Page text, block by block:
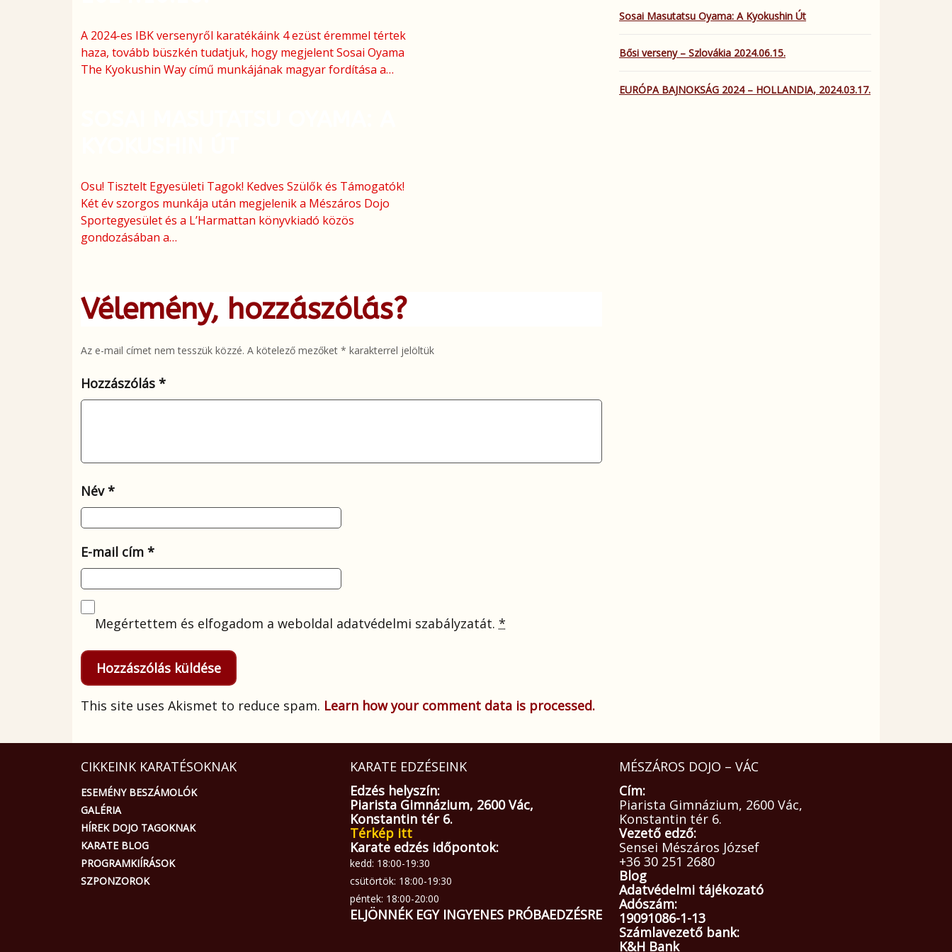
A 2024-es IBK versenyről karatékáink 4 ezüst éremmel tértek
haza, tovább büszkén tudatjuk, hogy megjelent Sosai Oyama
The Kyokushin Way című munkájának magyar fordítása a…
Osu! Tisztelt Egyesületi Tagok! Kedves Szülők és Támogatók!
Két év szorgos munkája után megjelenik a Mészáros Dojo
Sportegyesület és a L’Harmattan könyvkiadó közös
gondozásában a…
Vélemény, hozzászólás?
Az e-mail címet nem tesszük közzé. A kötelező mezőket * karakterrel jelöltük
Hozzászólás *
Név*
E-mail cím *
Megértettem és elfogadom a weboldal adatvédelmi szabályzatát. *
This site uses Akismet to reduce spam. Learn how your comment data is processed.
Sosai Masutatsu Oyama: A Kyokushin Út
Bősi verseny – Szlovákia 2024.06.15.
EURÓPA BAJNOKSÁG 2024 – HOLLANDIA, 2024.03.17.
CIKKEINK KARATÉSOKNAK
ESEMÉNY BESZÁMOLÓK
GALÉRIA
HÍREK DOJO TAGOKNAK
KARATE BLOG
PROGRAMKIÍRÁSOK
SZPONZOROK
KARATE EDZÉSEINK
Edzés helyszín:
Piarista Gimnázium, 2600 Vác,
Konstantin tér 6.
Térkép itt
Karate edzés időpontok:
kedd: 18:00-19:30
csütörtök: 18:00-19:30
péntek: 18:00-20:00
ELJÖNNÉK EGY INGYENES PRÓBAEDZÉSRE
MÉSZÁROS DOJO – VÁC
Cím:
Piarista Gimnázium, 2600 Vác,
Konstantin tér 6.
Vezető edző:
Sensei Mészáros József
+36 30 251 2680
Blog
Adatvédelmi tájékozató
Adószám:
19091086-1-13
Számlavezető bank:
K&H Bank